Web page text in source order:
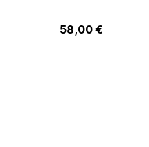
58,00 €